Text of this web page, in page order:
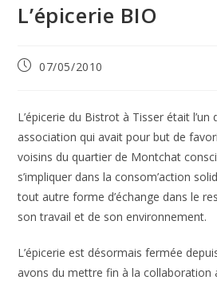
L’épicerie BIO
Publication
07/05/2010
L’épicerie du Bistrot à Tisser était
association qui avait pour but de
voisins du quartier de Montchat
s’impliquer dans la consom’action
tout autre forme d’échange dans le
son travail et de son environnement.
L’épicerie est désormais fermée
avons du mettre fin à la collaboration